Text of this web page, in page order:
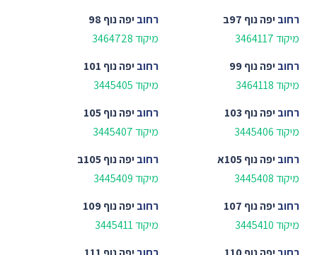
רחוביפה נוף 97ב
מיקוד 3464117
רחוביפה נוף 98
מיקוד 3464728
רחוביפה נוף 99
מיקוד 3464118
רחוביפה נוף 101
מיקוד 3445405
רחוביפה נוף 103
מיקוד 3445406
רחוביפה נוף 105
מיקוד 3445407
רחוביפה נוף 105א
מיקוד 3445408
רחוביפה נוף 105ב
מיקוד 3445409
רחוביפה נוף 107
מיקוד 3445410
רחוביפה נוף 109
מיקוד 3445411